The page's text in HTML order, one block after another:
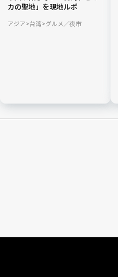
カの聖地」を現地ルポ
アジア 台湾 グルメ／夜市